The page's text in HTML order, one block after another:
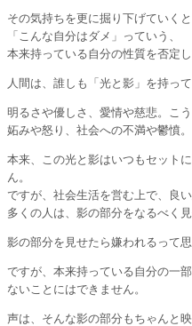
その気持ちを更に掘り下げていくと
「こんな自分はダメ」っていう、
本来持っている自分の性質を否定
人間は、誰しも「光と影」を持って
明るさや優しさ、愛情や慈悲。こ
妬みや怒り、社会への不満や鬱憤
本来、この光と影はいつもセット
ん。
ですが、社会生活を営む上で、良
多くの人は、影の部分をなるべく
影の部分を見せたら嫌われるって
ですが、本来持っている自分の一部
ないことにはできません。
声は、そんな影の部分もちゃんと映